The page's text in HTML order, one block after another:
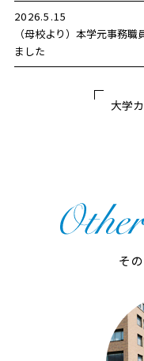
2026.5.15
（母校より）本学元事務
ました
大学
そ